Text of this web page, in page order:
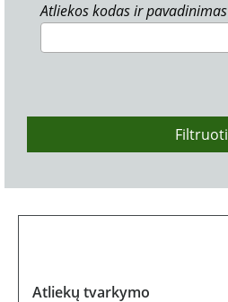
Atliekos kodas ir pavadinimas
Filtruoti
Atliekų tvarkymo